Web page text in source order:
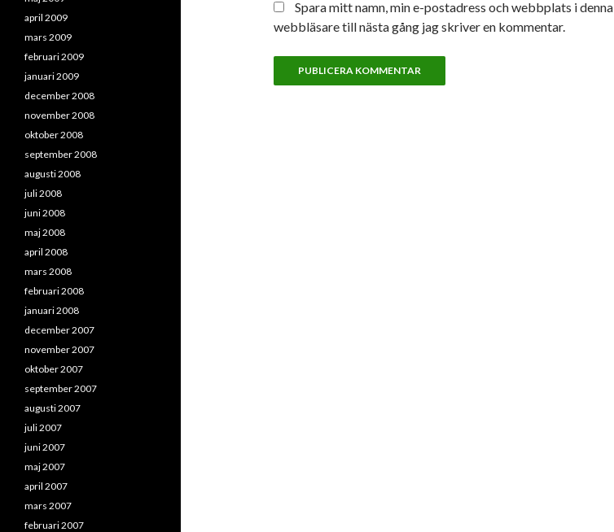
Spara mitt namn, min e-postadress och webbplats i denna
webbläsare till nästa gång jag skriver en kommentar.
april 2009
mars 2009
februari 2009
januari 2009
december 2008
november 2008
oktober 2008
september 2008
augusti 2008
juli 2008
juni 2008
maj 2008
april 2008
mars 2008
februari 2008
januari 2008
december 2007
november 2007
oktober 2007
september 2007
augusti 2007
juli 2007
juni 2007
maj 2007
april 2007
mars 2007
februari 2007